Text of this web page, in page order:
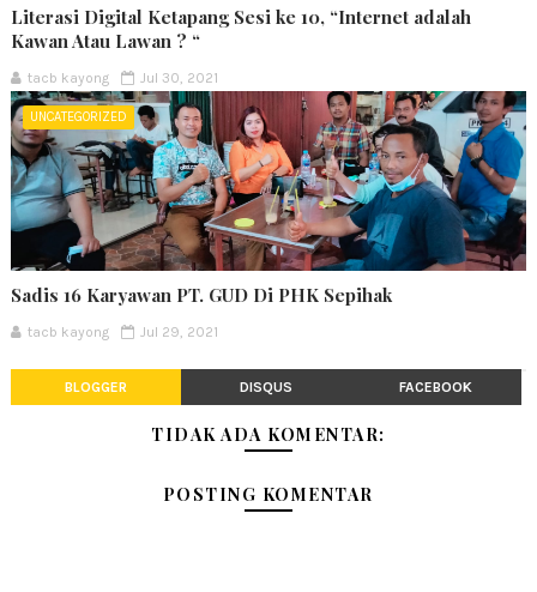
Literasi Digital Ketapang Sesi ke 10, “Internet adalah
Kawan Atau Lawan ? “
tacb kayong Jul 30, 2021
UNCATEGORIZED
Sadis 16 Karyawan PT. GUD Di PHK Sepihak
tacb kayong Jul 29, 2021
BLOGGER DISQUS FACEBOOK
TIDAK ADA KOMENTAR:
POSTING KOMENTAR